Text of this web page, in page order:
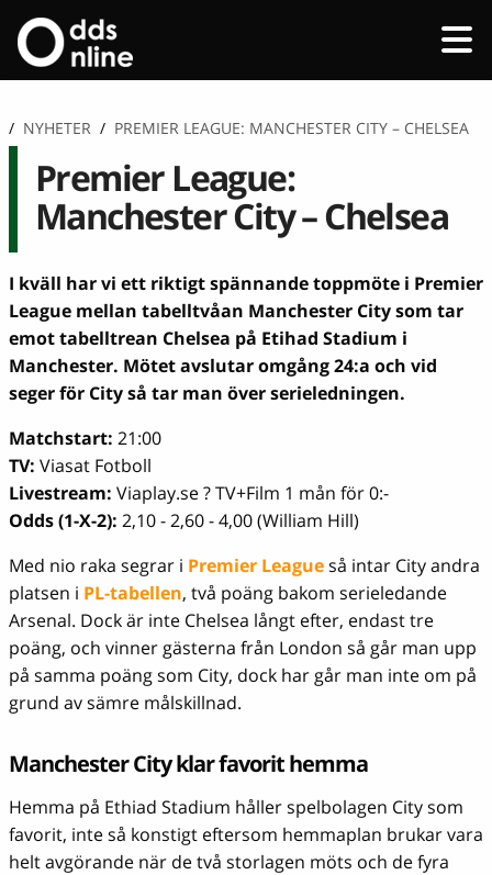
/ NYHETER / PREMIER LEAGUE: MANCHESTER CITY – CHELSEA
Premier League:
Manchester City – Chelsea
I kväll har vi ett riktigt spännande toppmöte i Premier
League mellan tabelltvåan Manchester City som tar
emot tabelltrean Chelsea på Etihad Stadium i
Manchester. Mötet avslutar omgång 24:a och vid
seger för City så tar man över serieledningen.
Matchstart: 21:00
TV: Viasat Fotboll
Livestream: Viaplay.se ? TV+Film 1 mån för 0:-
Odds (1-X-2): 2,10 - 2,60 - 4,00 (William Hill)
Med nio raka segrar i Premier Leagueså intar City andra
platsen i PL-tabellen, två poäng bakom serieledande
Arsenal. Dock är inte Chelsea långt efter, endast tre
poäng, och vinner gästerna från London så går man upp
på samma poäng som City, dock har går man inte om på
grund av sämre målskillnad.
Manchester City klar favorit hemma
Hemma på Ethiad Stadium håller spelbolagen City som
favorit, inte så konstigt eftersom hemmaplan brukar vara
helt avgörande när de två storlagen möts och de fyra